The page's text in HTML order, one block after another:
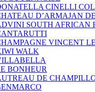
CINELLI
D’ARMAJAN
SOUTH AFRICAN
VINCENT
WALK
BONHEUR
DE